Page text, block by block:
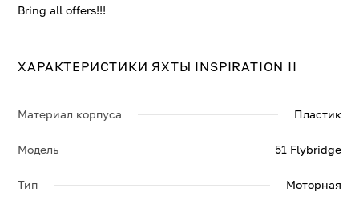
Bring all offers!!!
ХАРАКТЕРИСТИКИ ЯХТЫ INSPIRATION II
Материал корпуса Пластик
Модель 51 Flybridge
Тип Моторная